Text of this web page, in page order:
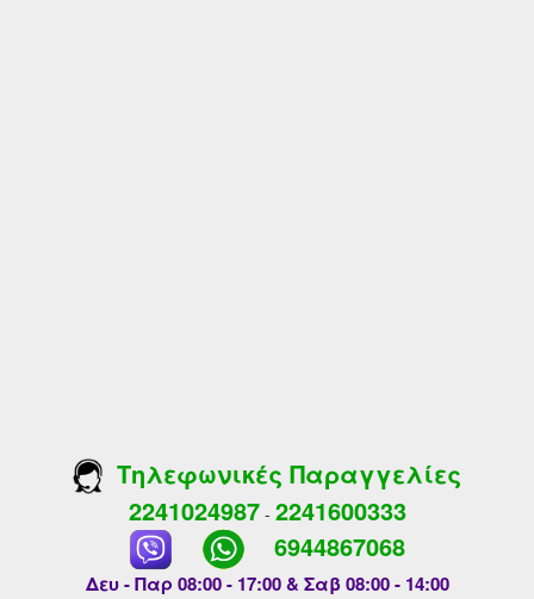
Τηλεφωνικές Παραγγελίες
2241024987- 2241600333
6944867068
Δευ - Παρ 08:00 - 17:00 & Σαβ 08:00 - 14:00